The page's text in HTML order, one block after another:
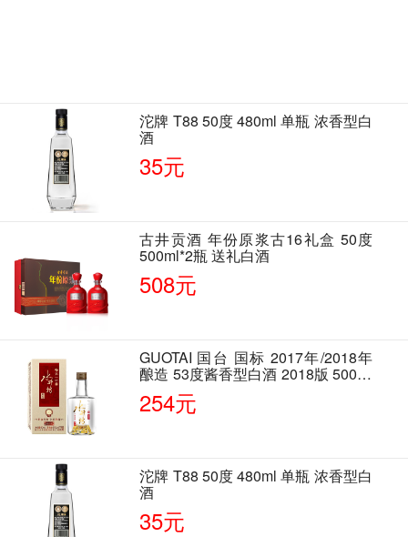
沱牌 T88 50度 480ml 单瓶 浓香型白
酒
35元
古井贡酒 年份原浆古16礼盒 50度
500ml*2瓶 送礼白酒
508元
GUOTAI 国台 国标 2017年/2018年
酿造 53度酱香型白酒 2018版 500ml
单瓶装
254元
沱牌 T88 50度 480ml 单瓶 浓香型白
酒
35元